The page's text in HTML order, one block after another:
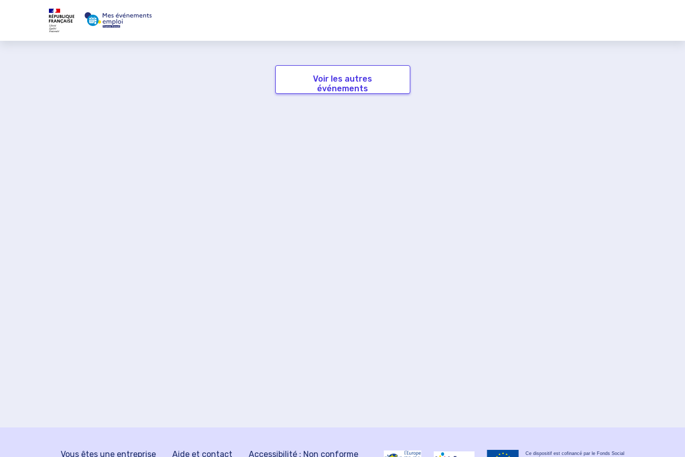
Voir les autres
événements
Vous êtes une entreprise Aide et contact Accessibilité : Non conforme
Ce dispositif est cofinancé par le Fonds Social